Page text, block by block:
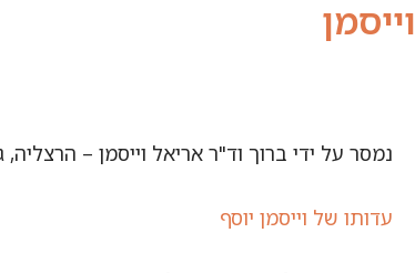
וייסמן
נמסר על ידי ברוך וד"ר אריאל וייסמן – הרצליה,
עדותו של וייסמן יוסף